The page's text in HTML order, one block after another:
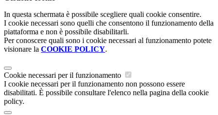
In questa schermata è possibile scegliere quali cookie consentire.
I cookie necessari sono quelli che consentono il funzionamento della
piattaforma e non è possibile disabilitarli.
Per conoscere quali sono i cookie necessari al funzionamento potete
visionare la COOKIE POLICY.
Cookie necessari per il funzionamento
I cookie necessari per il funzionamento non possono essere
disabilitati. È possibile consultare l'elenco nella pagina della cookie
policy.